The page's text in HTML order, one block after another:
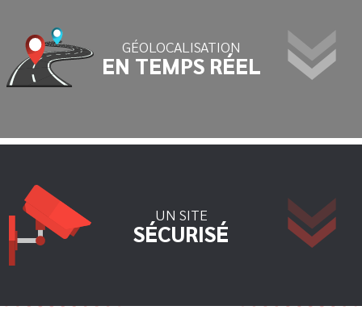
GÉOLOCALISATION
EN TEMPS RÉEL
UN SITE
SÉCURISÉ